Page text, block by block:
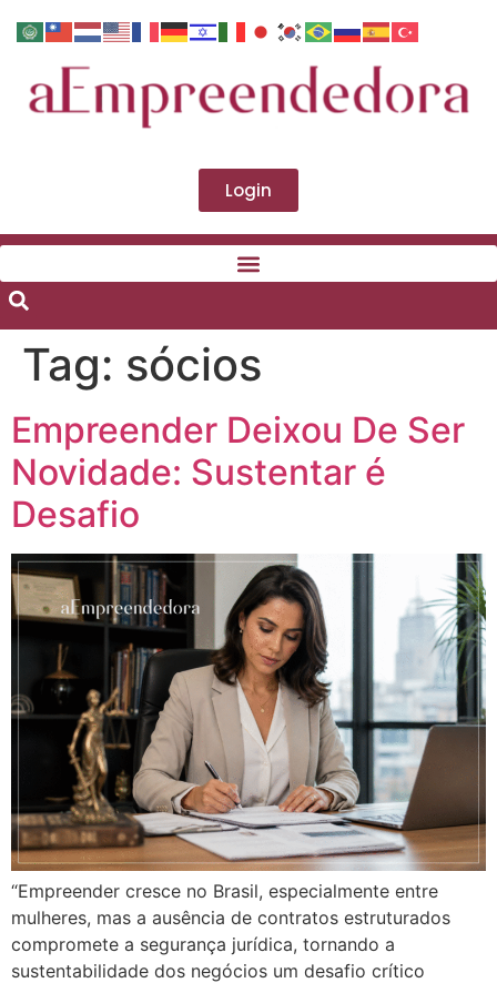
Login
Tag: sócios
Empreender Deixou De Ser
Novidade: Sustentar é
Desafio
“Empreender cresce no Brasil, especialmente entre
mulheres, mas a ausência de contratos estruturados
compromete a segurança jurídica, tornando a
sustentabilidade dos negócios um desafio crítico